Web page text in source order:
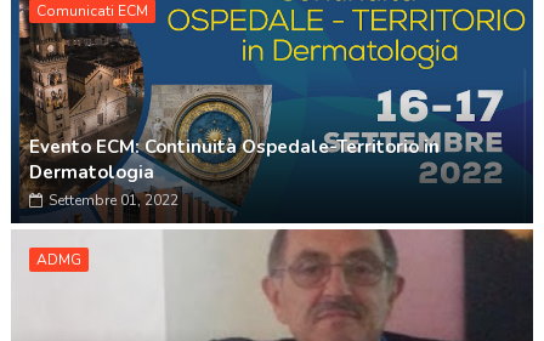
Comunicati ECM
Evento ECM: Continuità Ospedale-Territorio in
Dermatologia
Settembre 01, 2022
ADMG